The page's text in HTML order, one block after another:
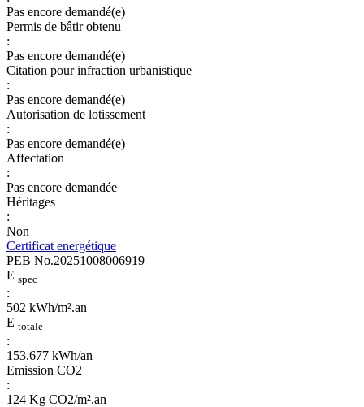
Pas encore demandé(e)
Permis de bâtir obtenu
:
Pas encore demandé(e)
Citation pour infraction urbanistique
:
Pas encore demandé(e)
Autorisation de lotissement
:
Pas encore demandé(e)
Affectation
:
Pas encore demandée
Héritages
:
Non
Certificat energétique
PEB No.20251008006919
E spec
:
502 kWh/m².an
E totale
:
153.677 kWh/an
Emission CO2
:
124 Kg CO2/m².an